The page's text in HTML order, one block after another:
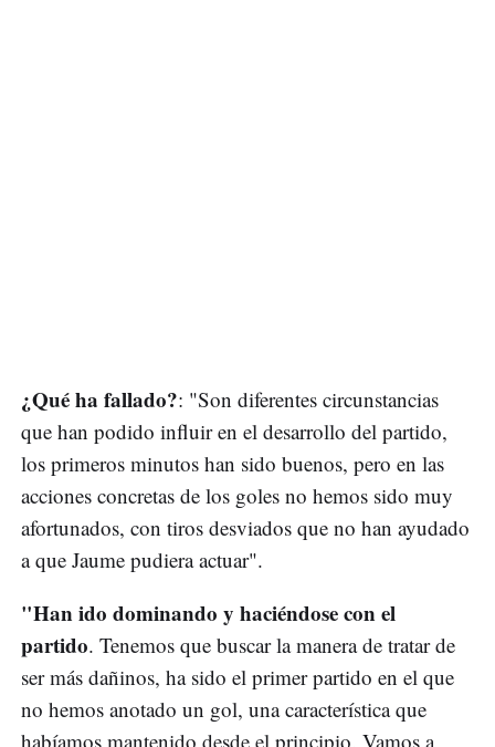
¿Qué ha fallado?: "Son diferentes circunstancias
que han podido influir en el desarrollo del partido,
los primeros minutos han sido buenos, pero en las
acciones concretas de los goles no hemos sido muy
afortunados, con tiros desviados que no han ayudado
a que Jaume pudiera actuar".
"Han ido dominando y haciéndose con el
partido. Tenemos que buscar la manera de tratar de
ser más dañinos, ha sido el primer partido en el que
no hemos anotado un gol, una característica que
habíamos mantenido desde el principio. Vamos a